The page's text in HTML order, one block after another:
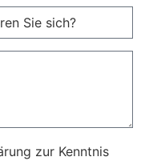
zur Kenntnis